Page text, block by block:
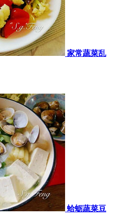
家常蔬菜乱
蛤蛎蔬菜豆